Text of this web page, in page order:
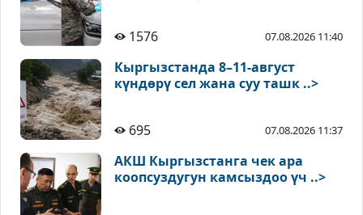
1576 07.08.2026 11:40
Кыргызстанда 8–11-август
күндөрү сел жана суу ташк ..>
695 07.08.2026 11:37
АКШ Кыргызстанга чек ара
коопсуздугун камсыздоо үч ..>